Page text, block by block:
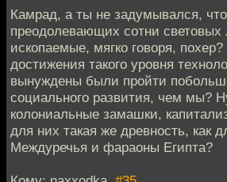
Камрад, а ты не задумывался,
преодолевающих сотни световых
ископаемые, мягко говоря,
достижения такого уровня
вынуждены были пройти
социального развития, чем мы?
колониальные замашки,
для них такая же древность, как
Междуречья и фараоны Египта?